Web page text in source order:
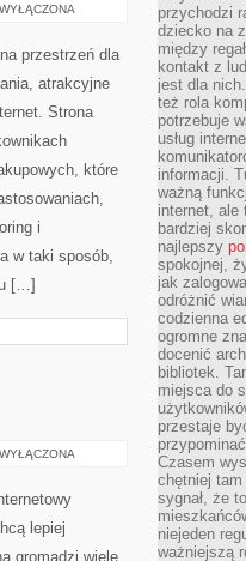
przestrzeń dla
atrakcyjne
Strona
które
i
w taki sposób,
[…]
lepiej
gromadzi wiele
przychodzi
dziecko na
między
kontakt z
jest dla
też rola
potrzebuje
usług
informacji.
ważną
internet, ale
bardziej
najlepszy
spokojnej,
jak
odróżnić
codzienna
ogromne
docenić
bibliotek.
miejsca do
przestaje
Czasem
chętniej
sygnał, że
niejeden
ważniejszą